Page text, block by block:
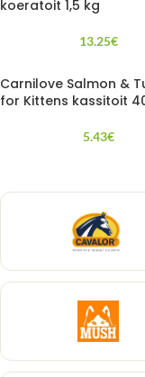
koeratoit 1,5 kg
13.25€
Carnilove Salmon &
for Kittens kassitoit
5.43€